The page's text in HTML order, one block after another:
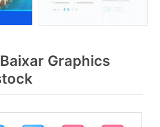
Graphics